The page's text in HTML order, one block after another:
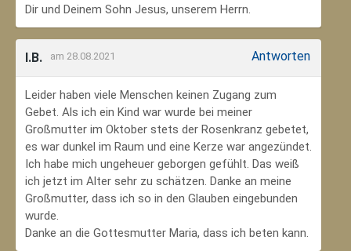
Dir und Deinem Sohn Jesus, unserem Herrn.
I.B. am 28.08.2021 Antworten
Leider haben viele Menschen keinen Zugang zum
Gebet. Als ich ein Kind war wurde bei meiner
Großmutter im Oktober stets der Rosenkranz gebetet,
es war dunkel im Raum und eine Kerze war angezündet.
Ich habe mich ungeheuer geborgen gefühlt. Das weiß
ich jetzt im Alter sehr zu schätzen. Danke an meine
Großmutter, dass ich so in den Glauben eingebunden
wurde.
Danke an die Gottesmutter Maria, dass ich beten kann.